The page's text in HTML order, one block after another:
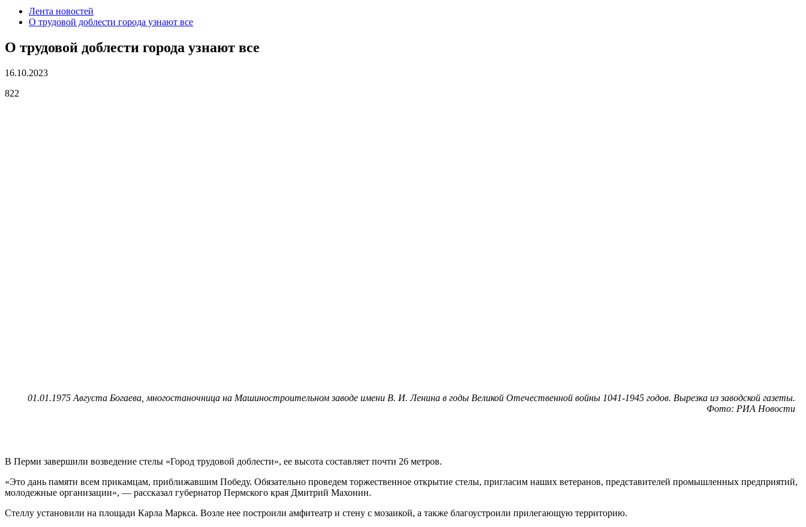
Лента новостей
О трудовой доблести города узнают все
О трудовой доблести города узнают все
16.10.2023
822
01.01.1975 Августа Богаева, многостаночница на Машиностроительном заводе имени В. И. Ленина в годы Великой Отечественной войны 1041-1945 годов. Вырезка из заводской газеты.
Фото: РИА Новости
В Перми завершили возведение стелы «Город трудовой доблести», ее высота составляет почти 26 метров.
«Это дань памяти всем прикамцам, приближавшим Победу. Обязательно проведем торжественное открытие стелы, пригласим наших ветеранов, представителей промышленных предприятий,
молодежные организации», — рассказал губернатор Пермского края Дмитрий Махонин.
Стеллу установили на площади Карла Маркса. Возле нее построили амфитеатр и стену с мозаикой, а также благоустроили прилегающую территорию.